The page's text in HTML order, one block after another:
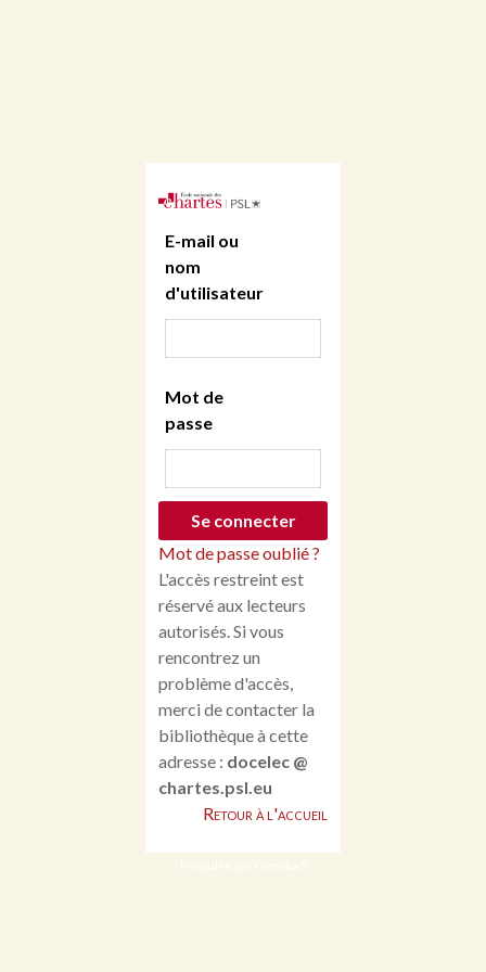
E-mail ou
nom
d'utilisateur
Mot de
passe
Mot de passe oublié ?
L'accès restreint est
réservé aux lecteurs
autorisés. Si vous
rencontrez un
problème d'accès,
merci de contacter la
bibliothèque à cette
adresse : docelec @
chartes.psl.eu
Retour à l'accueil
Propulsé par Omeka S